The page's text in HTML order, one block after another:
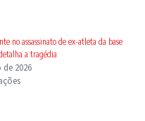
no assassinato de ex-atleta da base
a tragédia
2026